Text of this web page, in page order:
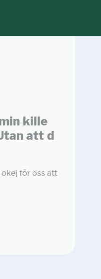
kille
att d
okej för oss att